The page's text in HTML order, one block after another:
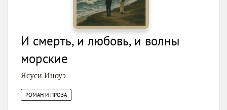
И смерть, и любовь, и волны
морские
Ясуси Иноуэ
РОМАН И ПРОЗА